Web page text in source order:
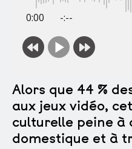
0:00 -:--
Alors que 44 %
aux jeux vidéo,
culturelle peine à
domestique et à